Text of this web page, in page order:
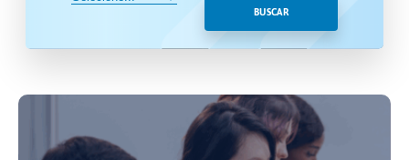
BUSCAR